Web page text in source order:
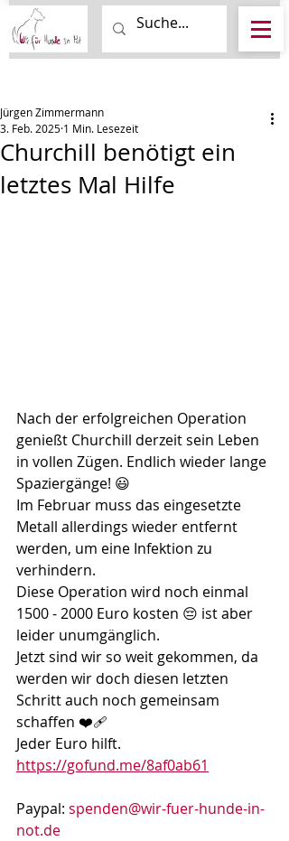
Churchill benötigt ein
letztes Mal Hilfe
Jürgen Zimmermann
3. Feb. 2025 1 Min. Lesezeit
Nach der erfolgreichen Operation
genießt Churchill derzeit sein Leben
in vollen Zügen. Endlich wieder lange
Spaziergänge! 😃
Im Februar muss das eingesetzte
Metall allerdings wieder entfernt
werden, um eine Infektion zu
verhindern.
Diese Operation wird noch einmal
1500 - 2000 Euro kosten 😔 ist aber
leider unumgänglich.
Jetzt sind wir so weit gekommen, da
werden wir doch diesen letzten
Schritt auch noch gemeinsam
schaffen ❤️‍🩹
Jeder Euro hilft.
https://gofund.me/8af0ab61
Paypal: spenden@wir-fuer-hunde-in-
not.de